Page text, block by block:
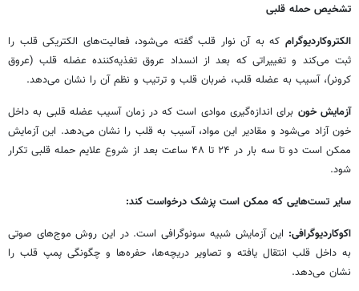
تشخیص حمله قلبی
الکتروکاردیوگرام که به آن نوار قلب گفته می‌شود، فعالیت‌های الکتریکی قلب را
ثبت می‌کند و تغییراتی که بعد از انسداد عروق تغذیه‌کننده عضله قلب (عروق
کرونر)، آسیب به عضله قلب، ضربان قلب و ترتیب و نظم آن را نشان می‌دهد.
آزمایش خون برای اندازه‌گیری موادی است که در زمان آسیب عضله قلبی به داخل
خون آزاد می‌شود و مقادیر این مواد، آسیب به قلب را نشان می‌دهد. این آزمایش
ممکن است دو تا سه بار در ۲۴ تا ۴۸ ساعت بعد از شروع علایم حمله قلبی تکرار
شود.
سایر تست‌هایی که ممکن است پزشک درخواست کند:
اکوکاردیوگرافی: این آزمایش شبیه سونوگرافی است. در این روش موج‌های صوتی
به داخل قلب انتقال یافته و تصاویر دریچه‌ها، حفره‌ها و چگونگی پمپ قلب را
نشان می‌دهد.